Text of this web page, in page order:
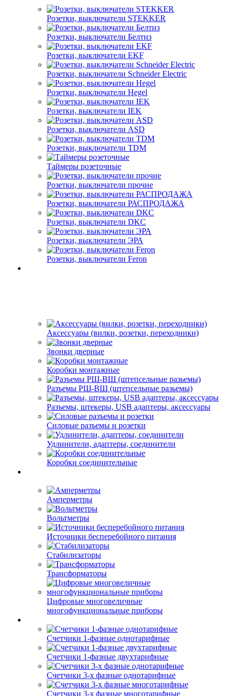
Розетки, выключатели STEKKER
Розетки, выключатели Белтиз
Розетки, выключатели EKF
Розетки, выключатели Schneider Electric
Розетки, выключатели Hegel
Розетки, выключатели IEK
Розетки, выключатели ASD
Розетки, выключатели TDM
Таймеры розеточные
Розетки, выключатели прочие
Розетки, выключатели РАСПРОДАЖА
Розетки, выключатели DKC
Розетки, выключатели ЭРА
Розетки, выключатели Feron
Аксессуары (вилки, розетки, переходники)
Звонки дверные
Коробки монтажные
Разъемы РШ-ВШ (штепсельные разьемы)
Разъемы, штекеры, USB адаптеры, аксессуары
Силовые разъемы и розетки
Удлинители, адаптеры, соединители
Коробки соединительные
Амперметры
Вольтметры
Источники бесперебойного питания
Стабилизаторы
Трансформаторы
Цифровые многовеличные
многофункциональные приборы
Счетчики 1-фазные однотарифные
Счетчики 1-фазные двухтарифные
Счетчики 3-х фазные однотарифные
Счетчики 3-х фазные многотарифные